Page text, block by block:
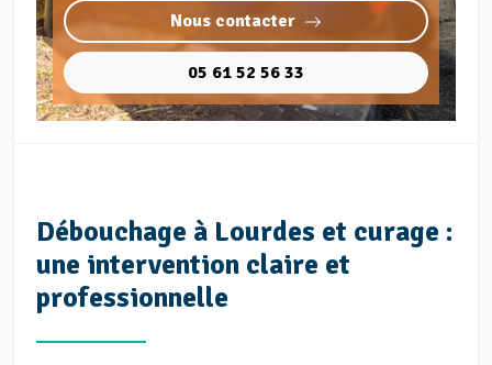
Nous contacter
05 61 52 56 33
Débouchage à Lourdes et curage :
une intervention claire et
professionnelle